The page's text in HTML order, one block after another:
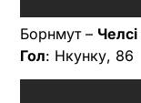
Борнмут – Челсі
Гол: Нкунку, 86